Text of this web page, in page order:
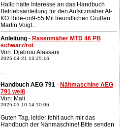
Hallo hätte Interesse an das Handbuch
Betriebsanleitung für den Aufsitzmäher Al-
KO Ride-on9-55 Mit freundlichen Grüßen
Martin Voigt...
Anleitung - Rasenmäher MTD 46 PB
schwarz/rot
Von: Djabrou Alassani
2025-04-21 13:25:16
...
Handbuch AEG 791 - Nähmaschine AEG
791 weiß
Von: Mali
2025-03-10 14:10:06
Guten Tag, leider fehlt auch mir das
Handbuch der Nähmaschine! Bitte senden